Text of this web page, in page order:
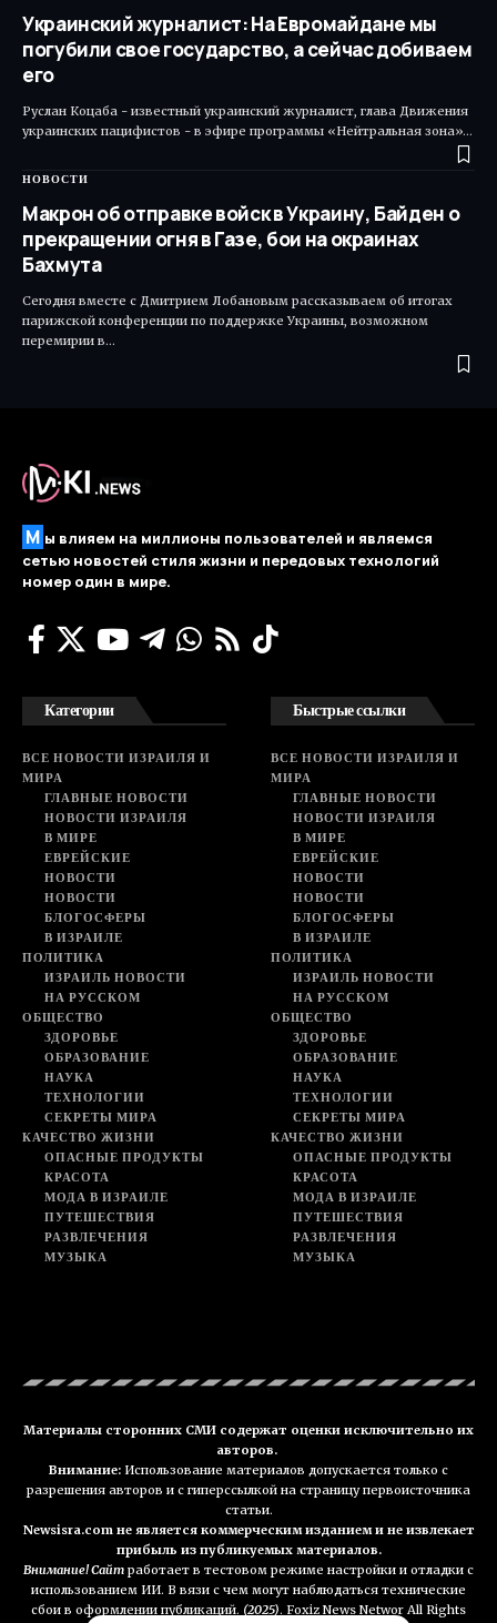
Украинский журналист: На Евромайдане мы
погубили свое государство, а сейчас добиваем
его
Руслан Коцаба - известный украинский журналист, глава Движения
украинских пацифистов - в эфире программы «Нейтральная зона»…
НОВОСТИ
Макрон об отправке войск в Украину, Байден о
прекращении огня в Газе, бои на окраинах
Бахмута
Сегодня вместе с Дмитрием Лобановым рассказываем об итогах
парижской конференции по поддержке Украины, возможном
перемирии в…
М ы влияем на миллионы пользователей и являемся
сетью новостей стиля жизни и передовых технологий
номер один в мире.
Категории
ВСЕ НОВОСТИ ИЗРАИЛЯ И
МИРА
ГЛАВНЫЕ НОВОСТИ
НОВОСТИ ИЗРАИЛЯ
В МИРЕ
ЕВРЕЙСКИЕ
НОВОСТИ
НОВОСТИ
БЛОГОСФЕРЫ
В ИЗРАИЛЕ
ПОЛИТИКА
ИЗРАИЛЬ НОВОСТИ
НА РУССКОМ
ОБЩЕСТВО
ЗДОРОВЬЕ
ОБРАЗОВАНИЕ
НАУКА
ТЕХНОЛОГИИ
СЕКРЕТЫ МИРА
КАЧЕСТВО ЖИЗНИ
ОПАСНЫЕ ПРОДУКТЫ
КРАСОТА
МОДА В ИЗРАИЛЕ
ПУТЕШЕСТВИЯ
РАЗВЛЕЧЕНИЯ
МУЗЫКА
Быстрые ссылки
ВСЕ НОВОСТИ ИЗРАИЛЯ И
МИРА
ГЛАВНЫЕ НОВОСТИ
НОВОСТИ ИЗРАИЛЯ
В МИРЕ
ЕВРЕЙСКИЕ
НОВОСТИ
НОВОСТИ
БЛОГОСФЕРЫ
В ИЗРАИЛЕ
ПОЛИТИКА
ИЗРАИЛЬ НОВОСТИ
НА РУССКОМ
ОБЩЕСТВО
ЗДОРОВЬЕ
ОБРАЗОВАНИЕ
НАУКА
ТЕХНОЛОГИИ
СЕКРЕТЫ МИРА
КАЧЕСТВО ЖИЗНИ
ОПАСНЫЕ ПРОДУКТЫ
КРАСОТА
МОДА В ИЗРАИЛЕ
ПУТЕШЕСТВИЯ
РАЗВЛЕЧЕНИЯ
МУЗЫКА
Материалы сторонних СМИ содержат оценки исключительно их
авторов.
Внимание: Использование материалов допускается только с
разрешения авторов и с гиперссылкой на страницу первоисточника
статьи.
Newsisra.com не является коммерческим изданием и не извлекает
прибыль из публикуемых материалов.
Внимание! Сайт работает в тестовом режиме настройки и отладки с
использованием ИИ. В вязи с чем могут наблюдаться технические
сбои в оформлении публикаций. (2025). Foxiz News Networ All Rights